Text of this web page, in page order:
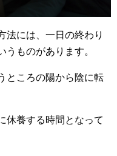
法には、一日の終わり
うものがあります。
ところの陽から陰に転
休養する時間となって